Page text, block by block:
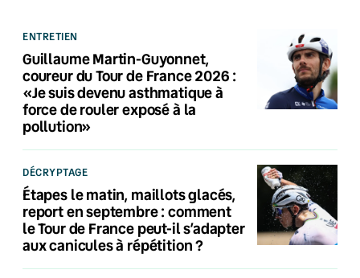
ENTRETIEN
Guillaume Martin-Guyonnet,
coureur du Tour de France 2026 :
«Je suis devenu asthmatique à
force de rouler exposé à la
pollution»
DÉCRYPTAGE
Étapes le matin, maillots glacés,
report en septembre : comment
le Tour de France peut-il s’adapter
aux canicules à répétition ?